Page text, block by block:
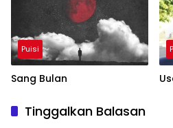
Puisi
Sang Bulan
Tinggalkan Balasan